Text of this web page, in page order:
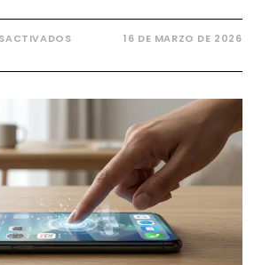
16 DE MARZO DE 2026